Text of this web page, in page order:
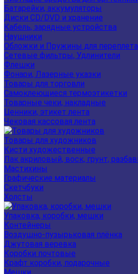
Батарейки, аккумуляторы
Диски CD/DVD и хранение
Кабель, зарядные устройства
Наушники
Обложки и Пружины для переплета
Сетевые фильтры, Удлинители
Флешки
Фонари, Лазерные указки
Товары для торговли
Самоклеющиеся термоэтикетки
Товарные чеки, накладные
Ценники, этикет лента
Чековая кассовая лента
Товары для художников
Кисти художественные
Лак акриловый, воск, грунт,
Мастихины
Графические материалы
Скетчбуки
Холсты
Упаковка, коробки, мешки
Контейнеры
Воздушно-пузырьковая плёнка
Джутовая веревка
Коробки почтовые
Крафт коробки, подарочные